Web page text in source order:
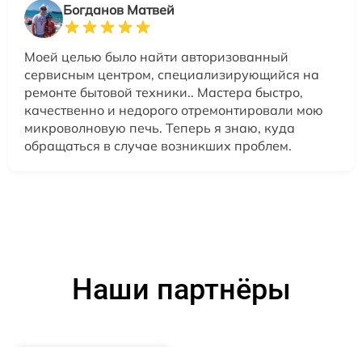
Богданов Матвей
Моей целью было найти авторизованный
сервисным центром, специализирующийся на
ремонте бытовой техники.. Мастера быстро,
качественно и недорого отремонтировали мою
микроволновую печь. Теперь я знаю, куда
обращаться в случае возникших проблем.
Наши партнёры